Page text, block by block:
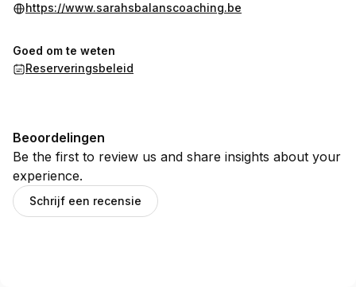
https://www.sarahsbalanscoaching.be
Goed om te weten
Reserveringsbeleid
Beoordelingen
Be the first to review us and share insights about your
experience.
Schrijf een recensie